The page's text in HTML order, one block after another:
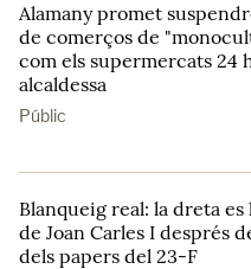
Alamany promet
de comerços de
com els supermercats 24
alcaldessa
Públic
Blanqueig real: la dreta es
de Joan Carles I després
dels papers del 23-F